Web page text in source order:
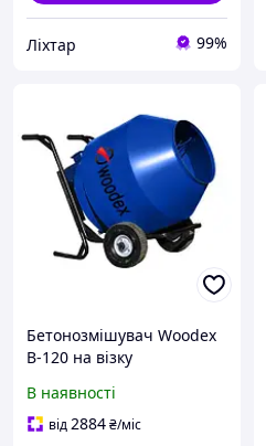
Ліхтар 99%
Бетонозмішувач Woodex
B-120 на візку
В наявності
від2884₴/міс